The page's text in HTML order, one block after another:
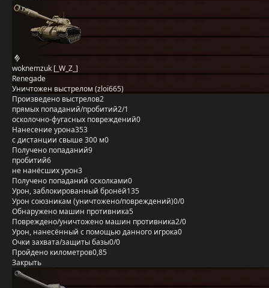
woknemzuk [_W_Z_]
Renegade
Уничтожен выстрелом (zloi665)
Произведено выстрелов2
прямых попаданий/пробитий2/1
осколочно-фугасных повреждений0
Нанесение урона353
с дистанции свыше 300 м0
Получено попаданий9
пробитий6
не нанёсших урон3
Получено попаданий осколками0
Урон, заблокированный бронёй135
Урон союзникам (уничтожено/повреждений)0/0
Обнаружено машин противника5
Повреждено/уничтожено машин противника2/0
Урон, нанесённый с помощью данного игрока0
Очки захвата/защиты базы0/0
Пройдено километров0,85
Закрыть